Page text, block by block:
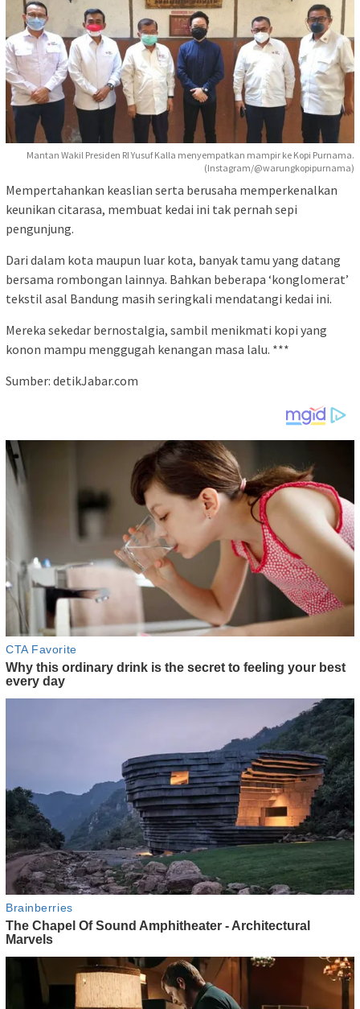
Mantan Wakil Presiden RI Yusuf Kalla menyempatkan mampir ke Kopi Purnama.
(Instagram/@warungkopipurnama)
Mempertahankan keaslian serta berusaha memperkenalkan
keunikan citarasa, membuat kedai ini tak pernah sepi
pengunjung.
Dari dalam kota maupun luar kota, banyak tamu yang datang
bersama rombongan lainnya. Bahkan beberapa ‘konglomerat’
tekstil asal Bandung masih seringkali mendatangi kedai ini.
Mereka sekedar bernostalgia, sambil menikmati kopi yang
konon mampu menggugah kenangan masa lalu. ***
Sumber: detikJabar.com